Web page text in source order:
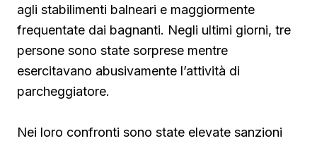
agli stabilimenti balneari e maggiormente
frequentate dai bagnanti. Negli ultimi giorni, tre
persone sono state sorprese mentre
esercitavano abusivamente l’attività di
parcheggiatore.
Nei loro confronti sono state elevate sanzioni